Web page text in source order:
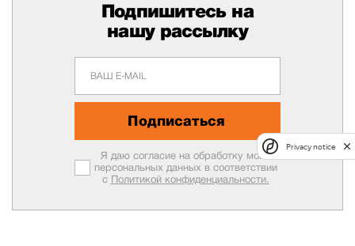
Подпишитесь на
нашу рассылку
Подписаться
Я даю согласие на обработку моих
персональных данных в соответствии
с Политикой конфиденциальности.
Privacy notice